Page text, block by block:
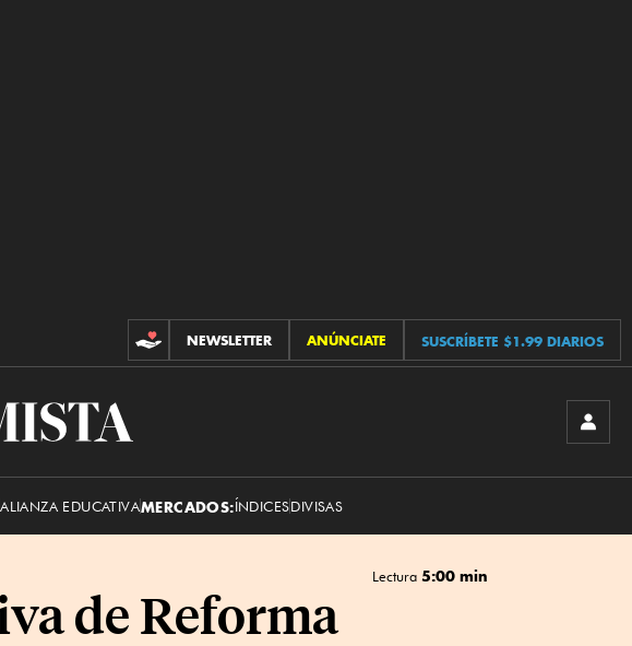
CONTRIBUCIONES
NEWSLETTER ANÚNCIATE SUSCRÍBETE $1.99 DIARIOS
ALIANZA EDUCATIVAMERCADOS:ÍNDICESDIVISAS
Lectura 5:00 min
de Reforma